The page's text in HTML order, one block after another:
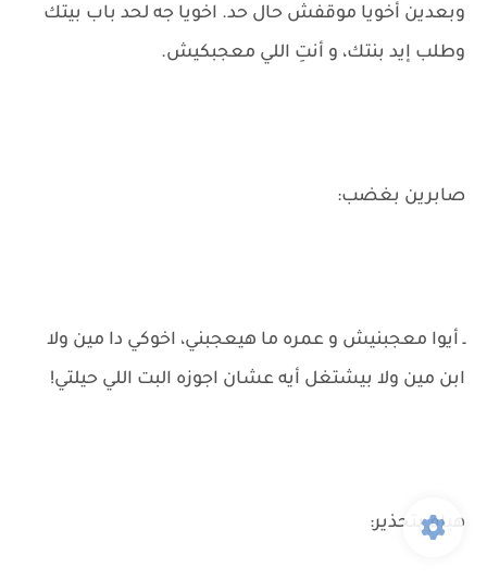
وبعدين أخويا موقفش حال حد. اخويا جه لحد باب بيتك
وطلب إيد بنتك، و أنتِ اللي معجبكيش.
صابرين بغضب:
ـ أيوا معجبنيش و عمره ما هيعجبني، اخوكي دا مين ولا
ابن مين ولا بيشتغل أيه عشان اجوزه البت اللي حيلتي!
هيام بتحذير: